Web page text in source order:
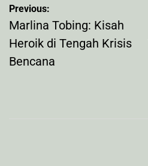
Navigasi
pos
Previous:
Marlina Tobing: Kisah
Heroik di Tengah Krisis
Bencana